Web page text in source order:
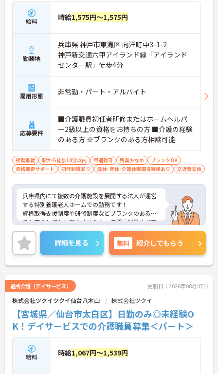
給料 時給1,575円～1,575円
勤務地
兵庫県 神戸市東灘区 向洋町中3-1-2
神戸新交通六甲アイランド線「アイランド
センター駅」徒歩4分
雇用形態 非常勤・パート・アルバイト
応募要件
■介護職員初任者研修またはホームヘルパ
ー2級以上の資格をお持ちの方 ■介護の経験
のある方 ※ブランクのある方相談可能
夜勤専従 駅から徒歩10分以内 車通勤可 残業少なめ
ブランクOK
資格取得サポート
研修制度あり 産休･育休･介護休暇取得実績あり 交通費支給
兵庫県内にて複数の介護施設を展開する法人が運営
する特別養護老人ホームでの勤務です！
資格取得支援制度や研修制度などブランクのある方
でも安心してお仕事を始められ、各種福利厚生が充
実しているのでライフスタイルに合わせてながく働
くことが出来る環境が整っております！
ご興味ある方には、面接のポイントなど、さらに詳
細をお話致しますのでお気軽にご相談ください。
詳細を見る 無料 紹介してもらう
通所介護（デイサービス） 更新日：2026年08月07日
株式会社ツクイツクイ仙台八木山 株式会社ツクイ
【宮城県／仙台市太白区】日勤のみ◎未経験O
K！デイサービスでの介護職員募集＜パート＞
給料 時給1,067円～1,539円